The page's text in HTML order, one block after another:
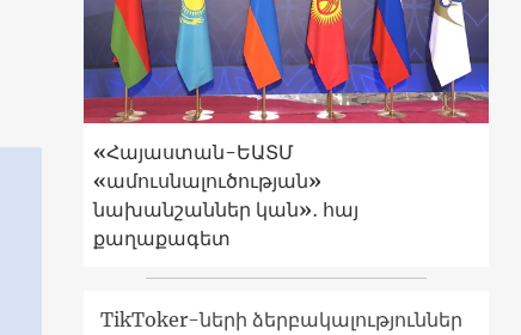
«Հայաստան-ԵԱՏՄ
«ամուսնալուծության»
նախանշաններ կան»․ հայ
քաղաքագետ
TikToker-ների ձերբակալություններ